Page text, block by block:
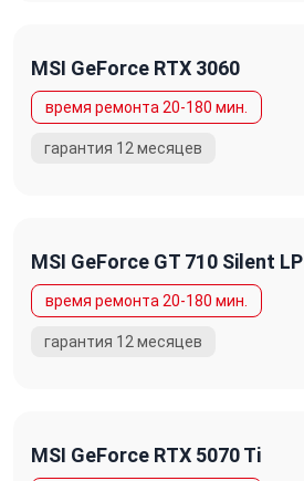
MSI GeForce RTX 3060
MSI GeForce GT 710 Silent LP
MSI GeForce RTX 5070 Ti